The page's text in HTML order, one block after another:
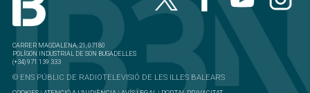
CARRER MAGDALENA, 21, 07180
POLÍGON INDUSTRIAL DE SON BUGADELLES
(+34) 971 139 333
© ENS PÚBLIC DE RADIOTELEVISIÓ DE LES ILLES BALEARS